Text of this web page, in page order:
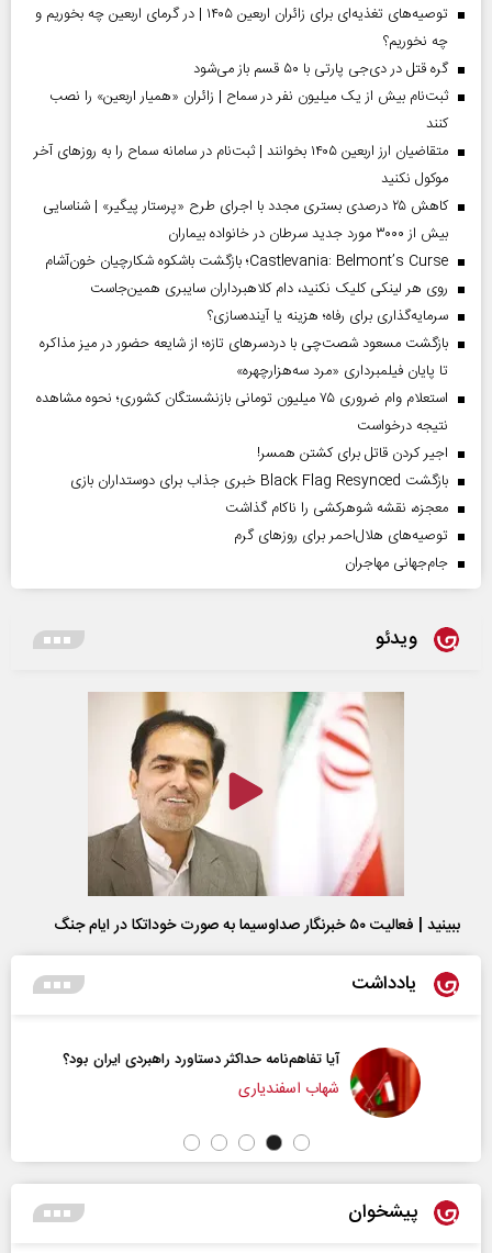
توصیه‌های تغذیه‌ای برای زائران اربعین ۱۴۰۵ | در گرمای اربعین چه بخوریم و
چه نخوریم؟
گره قتل در دی‌جی پارتی با ۵۰ قسم باز می‌شود
ثبت‌نام بیش از یک میلیون نفر در سماح | زائران «همیار اربعین» را نصب
کنند
متقاضیان ارز اربعین ۱۴۰۵ بخوانند | ثبت‌نام در سامانه سماح را به روز‌های آخر
موکول نکنید
کاهش ۲۵ درصدی بستری مجدد با اجرای طرح «پرستار پیگیر» | شناسایی
بیش از ۳۰۰۰ مورد جدید سرطان در خانواده بیماران
Castlevania: Belmont’s Curse؛ بازگشت باشکوه شکارچیان خون‌آشام
روی هر لینکی کلیک نکنید، دام کلاهبرداران سایبری همین‌جاست
سرمایه‌گذاری برای رفاه؛ هزینه یا آینده‌سازی؟
بازگشت مسعود شصت‌چی با دردسر‌های تازه؛ از شایعه حضور در میز مذاکره
تا پایان فیلمبرداری «مرد سه‌هزارچهره»
استعلام وام ضروری ۷۵ میلیون تومانی بازنشستگان کشوری؛ نحوه مشاهده
نتیجه درخواست
اجیر کردن قاتل برای کشتن همسر!
بازگشت Black Flag Resynced خبری جذاب برای دوستداران بازی
معجزه، نقشه شوهرکشی را ناکام گذاشت
توصیه‌های هلال‌احمر برای روز‌های گرم
جام‌جهانی مهاجران
ویدئو
ببینید | فعالیت ۵۰ خبرنگار صداوسیما به صورت خوداتکا در ایام جنگ
یادداشت
آیا تفاهم‌نامه حداکثر دستاورد راهبردی ایران بود؟
شهاب اسفندیاری
پیشخوان